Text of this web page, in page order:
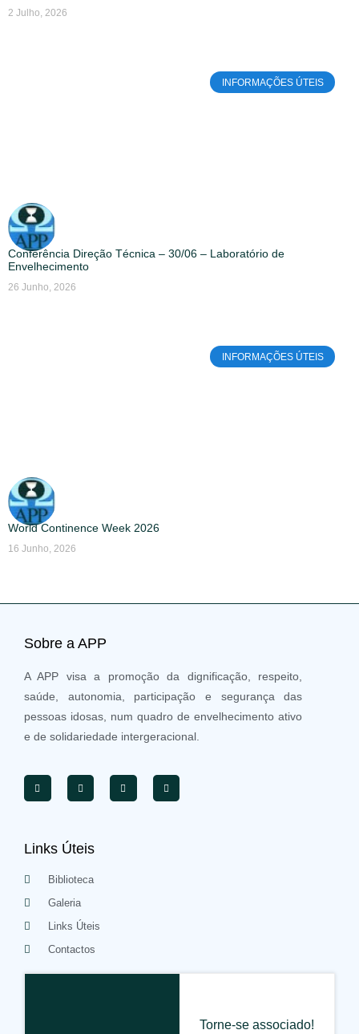
2 Julho, 2026
INFORMAÇÕES ÚTEIS
Conferência Direção Técnica – 30/06 – Laboratório de
Envelhecimento
26 Junho, 2026
INFORMAÇÕES ÚTEIS
World Continence Week 2026
16 Junho, 2026
Sobre a APP
A APP visa a promoção da dignificação, respeito,
saúde, autonomia, participação e segurança das
pessoas idosas, num quadro de envelhecimento ativo
e de solidariedade intergeracional.
Links Úteis
Biblioteca
Galeria
Links Úteis
Contactos
Torne-se associado!